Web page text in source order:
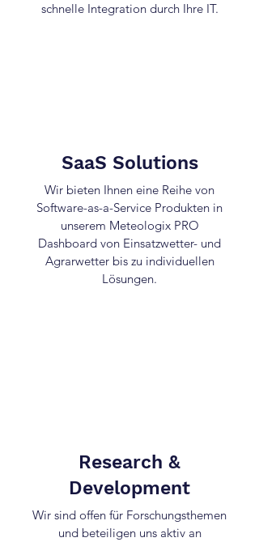
schnelle Integration durch Ihre IT.
SaaS Solutions
Wir bieten Ihnen eine Reihe von
Software-as-a-Service Produkten in
unserem Meteologix PRO
Dashboard von Einsatzwetter- und
Agrarwetter bis zu individuellen
Lösungen.
Research &
Development
Wir sind offen für Forschungsthemen
und beteiligen uns aktiv an